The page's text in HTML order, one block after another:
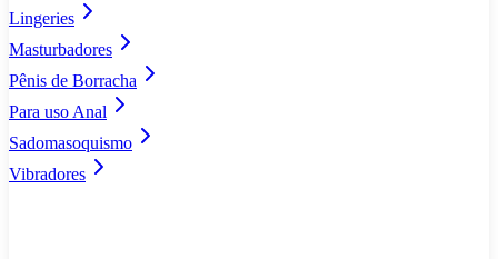
Lingeries
Masturbadores
Pênis de Borracha
Para uso Anal
Sadomasoquismo
Vibradores